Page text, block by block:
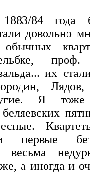
84 года
довольно
проф.
их
Я тоже
весьма
а иногда и